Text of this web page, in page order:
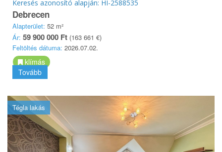
Keresés azonosító alapján: HI-2588535
Debrecen
Alapterület: 52 m²
Ár: 59 900 000 Ft (163 661 €)
Feltöltés dátuma: 2026.07.02.
klímás
Tovább
Tégla lakás